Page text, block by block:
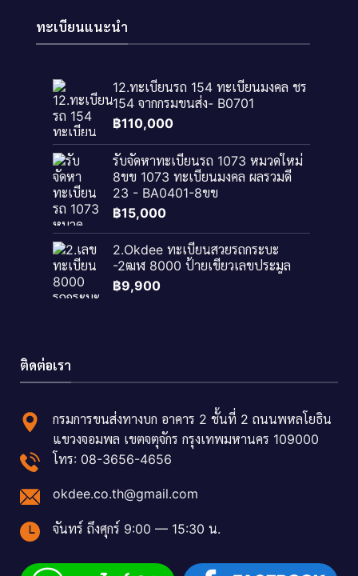
ทะเบียนแนะนำ
12.ทะเบียนรถ 154 ทะเบียนมงคล ชร
154 จากกรมขนส่ง- B0701
฿110,000
รับจัดหาทะเบียนรถ 1073 หมวดใหม่
8ขข 1073 ทะเบียนมงคล ผลรวมดี
23 - BA0401-8ขข
฿15,000
2.Okdee ทะเบียนสวยรถกระบะ
-2ฒฬ 8000 ป้ายเขียวเลขประมูล
฿9,900
ติดต่อเรา
กรมการขนส่งทางบก อาคาร 2 ชั้นที่ 2 ถนนพหลโยธิน
แขวงจอมพล เขตจตุจักร กรุงเทพมหานคร 109000
โทร: 08-3656-4656
okdee.co.th@gmail.com
จันทร์ ถึงศุกร์ 9:00 — 15:30 น.